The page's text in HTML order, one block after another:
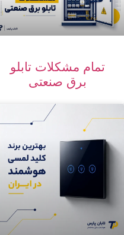
تمام مشکلات تابلو
برق صنعتی